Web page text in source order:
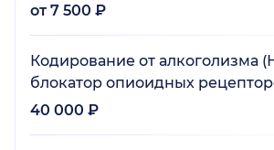
от 7 500 ₽
Кодирование от алкоголизма
блокатор опиоидных
40 000 ₽